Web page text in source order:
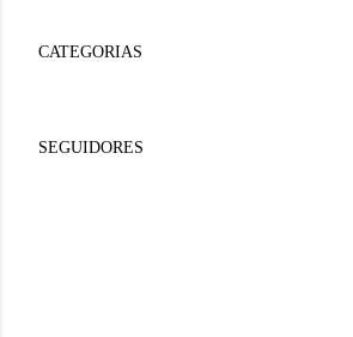
CATEGORIAS
SEGUIDORES